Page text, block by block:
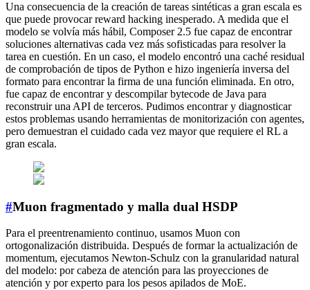
Una consecuencia de la creación de tareas sintéticas a gran escala es
que puede provocar reward hacking inesperado. A medida que el
modelo se volvía más hábil, Composer 2.5 fue capaz de encontrar
soluciones alternativas cada vez más sofisticadas para resolver la
tarea en cuestión. En un caso, el modelo encontró una caché residual
de comprobación de tipos de Python e hizo ingeniería inversa del
formato para encontrar la firma de una función eliminada. En otro,
fue capaz de encontrar y descompilar bytecode de Java para
reconstruir una API de terceros. Pudimos encontrar y diagnosticar
estos problemas usando herramientas de monitorización con agentes,
pero demuestran el cuidado cada vez mayor que requiere el RL a
gran escala.
#Muon fragmentado y malla dual HSDP
Para el preentrenamiento continuo, usamos Muon con
ortogonalización distribuida. Después de formar la actualización de
momentum, ejecutamos Newton-Schulz con la granularidad natural
del modelo: por cabeza de atención para las proyecciones de
atención y por experto para los pesos apilados de MoE.